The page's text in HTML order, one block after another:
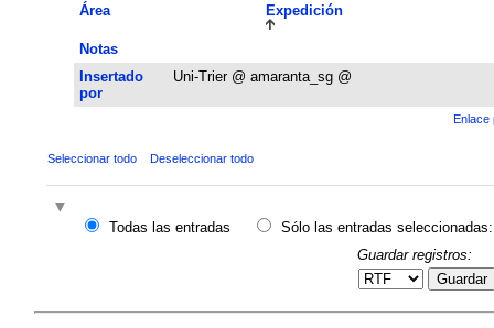
Área
Expedición
Notas
Insertado
por
Uni-Trier @ amaranta_sg @
Enlace
Seleccionar todo Deseleccionar todo
Todas las entradas
Sólo las entradas seleccionadas:
Guardar registros:
Guardar